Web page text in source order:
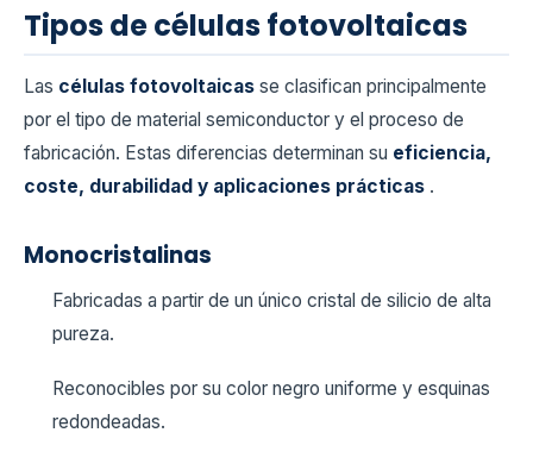
Tipos de células fotovoltaicas
Las células fotovoltaicas se clasifican principalmente
por el tipo de material semiconductor y el proceso de
fabricación. Estas diferencias determinan su eficiencia,
coste, durabilidad y aplicaciones prácticas .
Monocristalinas
Fabricadas a partir de un único cristal de silicio de alta
pureza.
Reconocibles por su color negro uniforme y esquinas
redondeadas.